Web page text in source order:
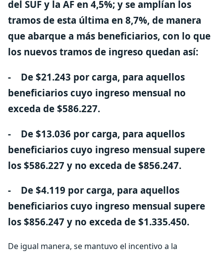
del SUF y la AF en 4,5%; y se amplían los
tramos de esta última en 8,7%, de manera
que abarque a más beneficiarios, con lo que
los nuevos tramos de ingreso quedan así:
- De $21.243 por carga, para aquellos
beneficiarios cuyo ingreso mensual no
exceda de $586.227.
- De $13.036 por carga, para aquellos
beneficiarios cuyo ingreso mensual supere
los $586.227 y no exceda de $856.247.
- De $4.119 por carga, para aquellos
beneficiarios cuyo ingreso mensual supere
los $856.247 y no exceda de $1.335.450.
De igual manera, se mantuvo el incentivo a la